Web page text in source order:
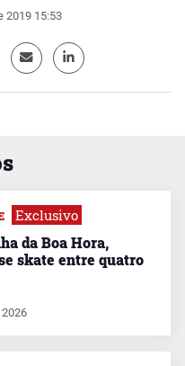
2019 15:53
Exclusivo
da Boa Hora,
skate entre quatro